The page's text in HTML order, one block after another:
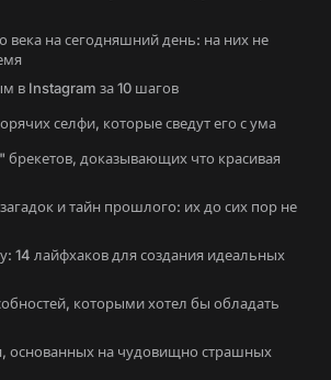
века на сегодняшний день: на них не
в Instagram за 10 шагов
селфи, которые сведут его с ума
доказывающих что красивая
и тайн прошлого: их до сих пор не
14 лайфхаков для создания идеальных
которыми хотел бы обладать
основанных на чудовищно страшных